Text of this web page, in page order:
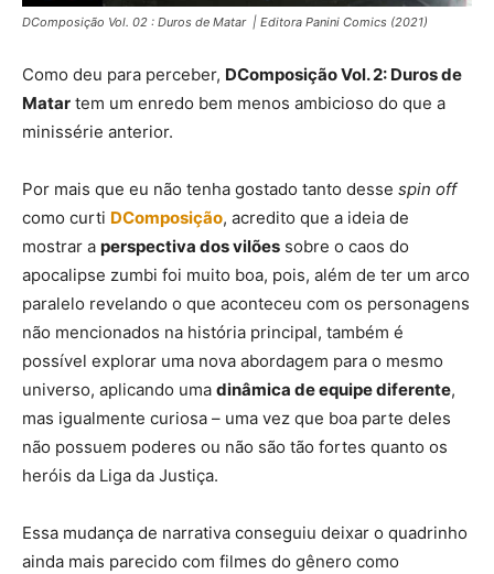
DComposição Vol. 02 : Duros de Matar | Editora Panini Comics (2021)
Como deu para perceber, DComposição Vol. 2: Duros de
Matar tem um enredo bem menos ambicioso do que a
minissérie anterior.
Por mais que eu não tenha gostado tanto desse spin off
como curti DComposição, acredito que a ideia de
mostrar a perspectiva dos vilões sobre o caos do
apocalipse zumbi foi muito boa, pois, além de ter um arco
paralelo revelando o que aconteceu com os personagens
não mencionados na história principal, também é
possível explorar uma nova abordagem para o mesmo
universo, aplicando uma dinâmica de equipe diferente,
mas igualmente curiosa – uma vez que boa parte deles
não possuem poderes ou não são tão fortes quanto os
heróis da Liga da Justiça.
Essa mudança de narrativa conseguiu deixar o quadrinho
ainda mais parecido com filmes do gênero como